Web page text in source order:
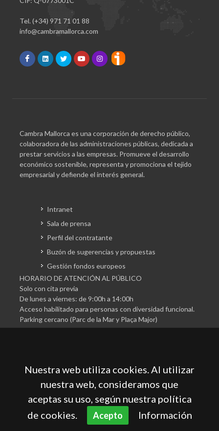
Tel. (+34) 971 71 01 88
info@cambramallorca.com
Cambra Mallorca es una corporación de derecho público,
colaboradora de las administraciones públicas, dedicada a
prestar servicios a las empresas. Promueve el desarrollo
económico sostenible, representa y promociona el tejido
empresarial y defiende el interés general.
Intranet
Sala de prensa
Perfil del contratante
Buzón de sugerencias y propuestas
Gestión fondos europeos
HORARIO DE ATENCIÓN AL PÚBLICO
Solo con cita previa
De lunes a viernes: de 9:00h a 14:00h
Acceso habilitado para personas con diversidad funcional.
Parking cercano (Parc de la Mar y Plaça Major)
Cámara Oficial de Comercio, Industria, Servicios y
Navegación de Mallorca
Política de privacidad
Nuestra web utiliza cookies. Al utilizar
nuestra web, consideramos que
aceptas su uso, según nuestra política
de cookies.
Acepto Información